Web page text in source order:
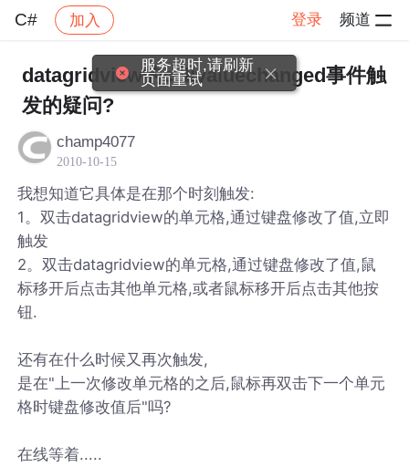
C# 加入 登录 频道
社区 C# 帖子详情
datagridview的cellvaluechanged事件触
发的疑问?
champ4077
2010-10-15
我想知道它具体是在那个时刻触发:
1。双击datagridview的单元格,通过键盘修改了值,立即
触发
2。双击datagridview的单元格,通过键盘修改了值,鼠
标移开后点击其他单元格,或者鼠标移开后点击其他按
钮.
还有在什么时候又再次触发,
是在"上一次修改单元格的之后,鼠标再双击下一个单元
格时键盘修改值后"吗?
在线等着.....
服务超时,请刷新
页面重试